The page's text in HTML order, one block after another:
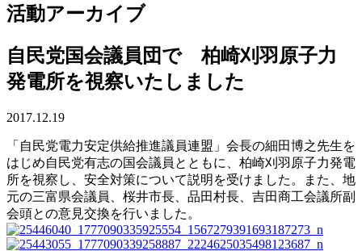
活動アーカイブ
自民党国会議員団で 柏崎刈羽原子力
発電所を視察いたしました
2017.12.19
「自民党電力安定供給推進議員連盟」会長の細田博之先生を
はじめ自民党有志の国会議員とともに、柏崎刈羽原子力発電
所を視察し、安全対策について説明を受けました。また、地
元の三富県会議員、桜井市長、品田村長、吉田商工会議所副
会頭との意見交換を行いました。